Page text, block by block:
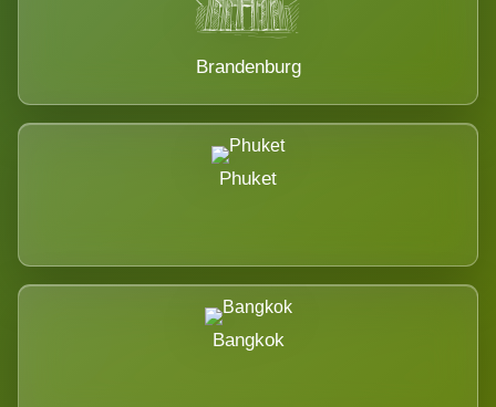
Brandenburg
Phuket
Bangkok